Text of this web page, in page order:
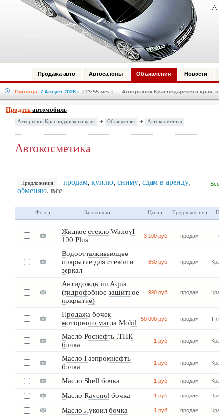
Продажа авто Автосалоны Объявления Новости
Пятница, 7 Август 2026 г. | 13:55 мск | Авторынок Краснодарского края,
Продать автомобиль
Авторынок Краснодарского края Объявления Автокосметика
Автокосметика
Предложения: продам, куплю, сниму, сдам в аренду,
обменяю, все
Фото Заголовок Цена Предложение
Жидкое стекло WaxoyI
100 Plus
3 100 руб. продам
Водоотталкивающее
покрытие для стекол и
зеркал
650 руб. продам
Антидождь innAqua
(гидрофобное защитное
покрытие)
990 руб. продам
Продажа бочек
моторного масла Mobil
50 000 руб. продам
Масло Роснефть ,ТНК
бочка
1 руб. продам
Масло Газпромнефть
бочка
1 руб. продам
Масло Shell бочка 1 руб. продам
Масло Ravenol бочка 1 руб. продам
Масло Лукоил бочка 1 руб. продам